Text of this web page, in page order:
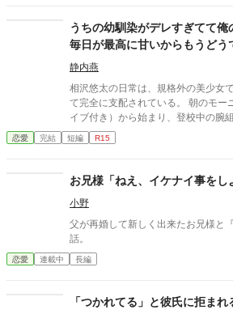
と冷めがちな女子の距離感が、二人
ていく。 そんなラブコメディです。
うちの幼馴染がデレすぎてて
毎日が最高に甘いからもうどう
静内燕
相沢悠太の日常は、規格外の美少女
て完全に支配されている。 朝のモーニングコール（ベッドへのダ
イブ付き）から始まり、登校中の腕
務付けられた手作り弁当。誰もが羨
はこれを「家族愛」だと頑なに誤解（無視
の一途。周囲の冷やかしや、葵を狙
高まる中、悠太の**「幼馴染フィル
る。 この溺愛っぷり、いつまで「家族」で通せるのか？ 甘すぎる
日常が、悠太の鈍感な理性を溶か
ックスの、超高濃度イチャイチャ・
恋愛 完結 短編 R15
お兄様「ねえ、イケナイ事をし
小野
父が再婚して新しく出来たお兄様と
話。
恋愛 連載中 長編
「つかれてる」と彼氏に拒ま